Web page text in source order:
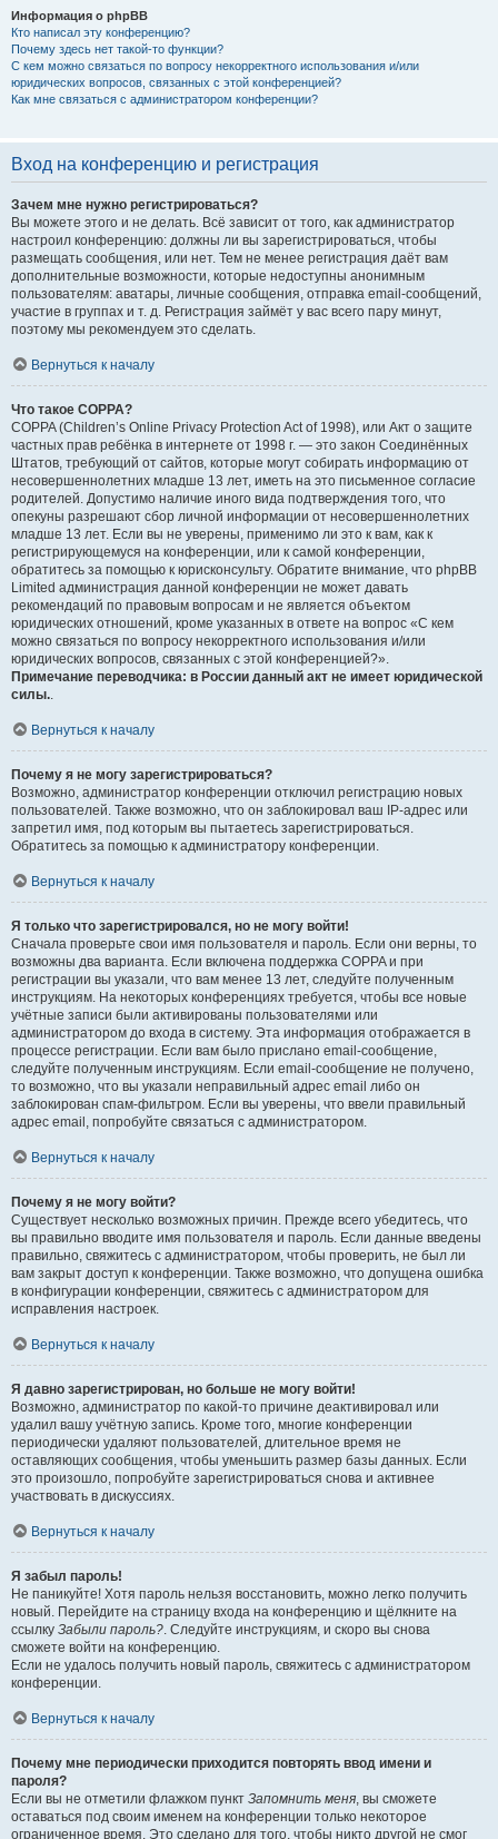
Информация о phpBB
Кто написал эту конференцию?
Почему здесь нет такой-то функции?
С кем можно связаться по вопросу некорректного использования и/или
юридических вопросов, связанных с этой конференцией?
Как мне связаться с администратором конференции?
Вход на конференцию и регистрация
Зачем мне нужно регистрироваться?
Вы можете этого и не делать. Всё зависит от того, как администратор
настроил конференцию: должны ли вы зарегистрироваться, чтобы
размещать сообщения, или нет. Тем не менее регистрация даёт вам
дополнительные возможности, которые недоступны анонимным
пользователям: аватары, личные сообщения, отправка email-сообщений,
участие в группах и т. д. Регистрация займёт у вас всего пару минут,
поэтому мы рекомендуем это сделать.
Вернуться к началу
Что такое COPPA?
COPPA (Children’s Online Privacy Protection Act of 1998), или Акт о защите
частных прав ребёнка в интернете от 1998 г. — это закон Соединённых
Штатов, требующий от сайтов, которые могут собирать информацию от
несовершеннолетних младше 13 лет, иметь на это письменное согласие
родителей. Допустимо наличие иного вида подтверждения того, что
опекуны разрешают сбор личной информации от несовершеннолетних
младше 13 лет. Если вы не уверены, применимо ли это к вам, как к
регистрирующемуся на конференции, или к самой конференции,
обратитесь за помощью к юрисконсульту. Обратите внимание, что phpBB
Limited администрация данной конференции не может давать
рекомендаций по правовым вопросам и не является объектом
юридических отношений, кроме указанных в ответе на вопрос «С кем
можно связаться по вопросу некорректного использования и/или
юридических вопросов, связанных с этой конференцией?».
Примечание переводчика: в России данный акт не имеет юридической
силы..
Вернуться к началу
Почему я не могу зарегистрироваться?
Возможно, администратор конференции отключил регистрацию новых
пользователей. Также возможно, что он заблокировал ваш IP-адрес или
запретил имя, под которым вы пытаетесь зарегистрироваться.
Обратитесь за помощью к администратору конференции.
Вернуться к началу
Я только что зарегистрировался, но не могу войти!
Сначала проверьте свои имя пользователя и пароль. Если они верны, то
возможны два варианта. Если включена поддержка COPPA и при
регистрации вы указали, что вам менее 13 лет, следуйте полученным
инструкциям. На некоторых конференциях требуется, чтобы все новые
учётные записи были активированы пользователями или
администратором до входа в систему. Эта информация отображается в
процессе регистрации. Если вам было прислано email-сообщение,
следуйте полученным инструкциям. Если email-сообщение не получено,
то возможно, что вы указали неправильный адрес email либо он
заблокирован спам-фильтром. Если вы уверены, что ввели правильный
адрес email, попробуйте связаться с администратором.
Вернуться к началу
Почему я не могу войти?
Существует несколько возможных причин. Прежде всего убедитесь, что
вы правильно вводите имя пользователя и пароль. Если данные введены
правильно, свяжитесь с администратором, чтобы проверить, не был ли
вам закрыт доступ к конференции. Также возможно, что допущена ошибка
в конфигурации конференции, свяжитесь с администратором для
исправления настроек.
Вернуться к началу
Я давно зарегистрирован, но больше не могу войти!
Возможно, администратор по какой-то причине деактивировал или
удалил вашу учётную запись. Кроме того, многие конференции
периодически удаляют пользователей, длительное время не
оставляющих сообщения, чтобы уменьшить размер базы данных. Если
это произошло, попробуйте зарегистрироваться снова и активнее
участвовать в дискуссиях.
Вернуться к началу
Я забыл пароль!
Не паникуйте! Хотя пароль нельзя восстановить, можно легко получить
новый. Перейдите на страницу входа на конференцию и щёлкните на
ссылку Забыли пароль?. Следуйте инструкциям, и скоро вы снова
сможете войти на конференцию.
Если не удалось получить новый пароль, свяжитесь с администратором
конференции.
Вернуться к началу
Почему мне периодически приходится повторять ввод имени и
пароля?
Если вы не отметили флажком пункт Запомнить меня, вы сможете
оставаться под своим именем на конференции только некоторое
ограниченное время. Это сделано для того, чтобы никто другой не смог